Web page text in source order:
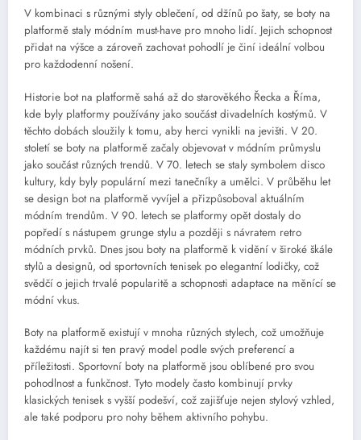
V kombinaci s různými styly oblečení, od džínů po šaty, se boty na
platformě staly módním must-have pro mnoho lidí. Jejich schopnost
přidat na výšce a zároveň zachovat pohodlí je činí ideální volbou
pro každodenní nošení.
Historie bot na platformě sahá až do starověkého Řecka a Říma,
kde byly platformy používány jako součást divadelních kostýmů. V
těchto dobách sloužily k tomu, aby herci vynikli na jevišti. V 20.
století se boty na platformě začaly objevovat v módním průmyslu
jako součást různých trendů. V 70. letech se staly symbolem disco
kultury, kdy byly populární mezi tanečníky a umělci. V průběhu let
se design bot na platformě vyvíjel a přizpůsoboval aktuálním
módním trendům. V 90. letech se platformy opět dostaly do
popředí s nástupem grunge stylu a později s návratem retro
módních prvků. Dnes jsou boty na platformě k vidění v široké škále
stylů a designů, od sportovních tenisek po elegantní lodičky, což
svědčí o jejich trvalé popularitě a schopnosti adaptace na měnící se
módní vkus.
Boty na platformě existují v mnoha různých stylech, což umožňuje
každému najít si ten pravý model podle svých preferencí a
příležitosti. Sportovní boty na platformě jsou oblíbené pro svou
pohodlnost a funkčnost. Tyto modely často kombinují prvky
klasických tenisek s vyšší podešví, což zajišťuje nejen stylový vzhled,
ale také podporu pro nohy během aktivního pohybu.